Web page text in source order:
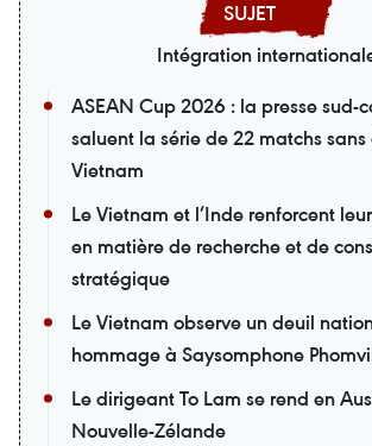
Intégration
ASEAN Cup 2026 : la presse sud-
saluent la série de 22 matchs
Vietnam
Le Vietnam et l’Inde renforcent
en matière de recherche et de
stratégique
Le Vietnam observe un deuil
hommage à Saysomphone
Le dirigeant To Lam se rend en
Nouvelle-Zélande